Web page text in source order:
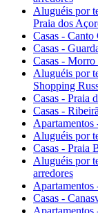
Aluguéis por
Praia dos
Casas - Canto
Casas -
Casas -
Aluguéis por
Shopping
Casas - Praia
Casas -
Apartamentos
Aluguéis por
Casas - Praia
Aluguéis por
arredores
Apartamentos
Casas -